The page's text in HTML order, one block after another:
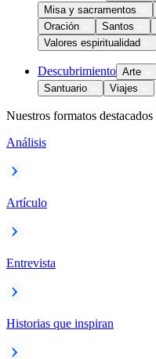
Misa y sacramentos
Oración
Santos
Valores espiritualidad
Descubrimiento Arte
Santuario
Viajes
Nuestros formatos destacados
Análisis
Artículo
Entrevista
Historias que inspiran